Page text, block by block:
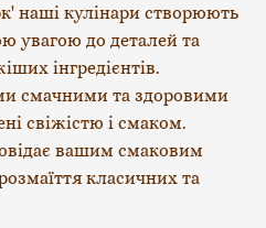
наші кулінари створюють
увагою до деталей та
інгредієнтів.
смачними та здоровими
свіжістю і смаком.
вашим смаковим
класичних та